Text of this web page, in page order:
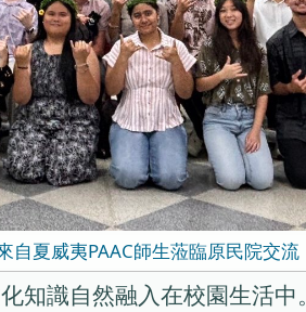
自夏威夷PAAC師生蒞臨原民院交流
知識自然融入在校園生活中。